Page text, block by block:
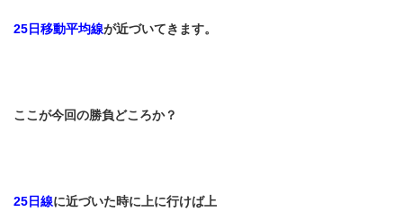
25日移動平均線が近づいてきます。
ここが今回の勝負どころか？
25日線に近づいた時に上に行けば上